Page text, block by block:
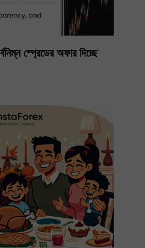
স্প্রেডের অফার দিচ্ছে